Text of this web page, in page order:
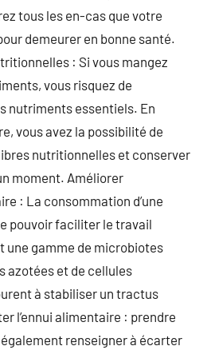
tous les en-cas que votre
demeurer en bonne santé.
: Si vous mangez
vous risquez de
nutriments essentiels. En
vous avez la possibilité de
nutritionnelles et conserver
moment. Améliorer
: La consommation d’une
pouvoir faciliter le travail
gamme de microbiotes
azotées et de cellules
à stabiliser un tractus
l’ennui alimentaire : prendre
renseigner à écarter